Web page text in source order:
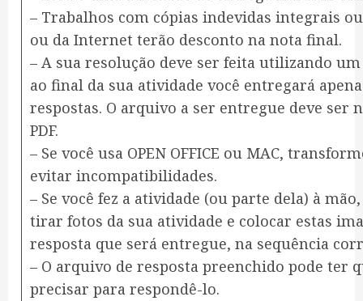
– Trabalhos com cópias indevidas integrais
ou da Internet terão desconto na nota final.
– A sua resolução deve ser feita utilizando
ao final da sua atividade você entregará
respostas. O arquivo a ser entregue deve ser
PDF.
– Se você usa OPEN OFFICE ou MAC,
evitar incompatibilidades.
– Se você fez a atividade (ou parte dela) à
tirar fotos da sua atividade e colocar estas
resposta que será entregue, na sequência
– O arquivo de resposta preenchido pode ter
precisar para respondê-lo.